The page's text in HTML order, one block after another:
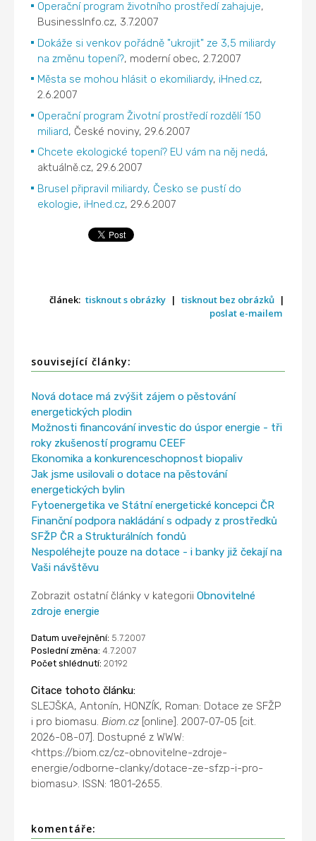
Operační program životního prostředí zahajuje,
BusinessInfo.cz, 3.7.2007
Dokáže si venkov pořádně "ukrojit" ze 3,5 miliardy
na změnu topení?, moderní obec, 2.7.2007
Města se mohou hlásit o ekomiliardy, iHned.cz,
2.6.2007
Operační program Životní prostředí rozdělí 150
miliard, České noviny, 29.6.2007
Chcete ekologické topení? EU vám na něj nedá,
aktuálně.cz, 29.6.2007
Brusel připravil miliardy, Česko se pustí do
ekologie, iHned.cz, 29.6.2007
článek: tisknout s obrázky | tisknout bez obrázků |
poslat e-mailem
související články:
Nová dotace má zvýšit zájem o pěstování
energetických plodin
Možnosti financování investic do úspor energie - tři
roky zkušeností programu CEEF
Ekonomika a konkurenceschopnost biopaliv
Jak jsme usilovali o dotace na pěstování
energetických bylin
Fytoenergetika ve Státní energetické koncepci ČR
Finanční podpora nakládání s odpady z prostředků
SFŽP ČR a Strukturálních fondů
Nespoléhejte pouze na dotace - i banky již čekají na
Vaši návštěvu
Zobrazit ostatní články v kategoriiObnovitelné
zdroje energie
Datum uveřejnění: 5.7.2007
Poslední změna: 4.7.2007
Počet shlédnutí: 20192
Citace tohoto článku:
SLEJŠKA, Antonín, HONZÍK, Roman: Dotace ze SFŽP
i pro biomasu.Biom.cz [online]. 2007-07-05 [cit.
2026-08-07]. Dostupné z WWW:
<https://biom.cz/cz-obnovitelne-zdroje-
energie/odborne-clanky/dotace-ze-sfzp-i-pro-
biomasu>. ISSN: 1801-2655.
komentáře: